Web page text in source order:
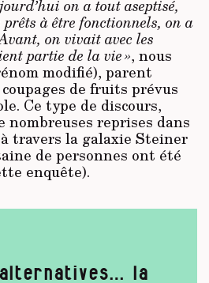
on a tout aseptisé,
à être fonctionnels, on a
on vivait avec les
partie de la vie », nous
modifié), parent
de fruits prévus
Ce type de discours,
nombreuses reprises dans
travers la galaxie Steiner
de personnes ont été
enquête).
alternatives… la